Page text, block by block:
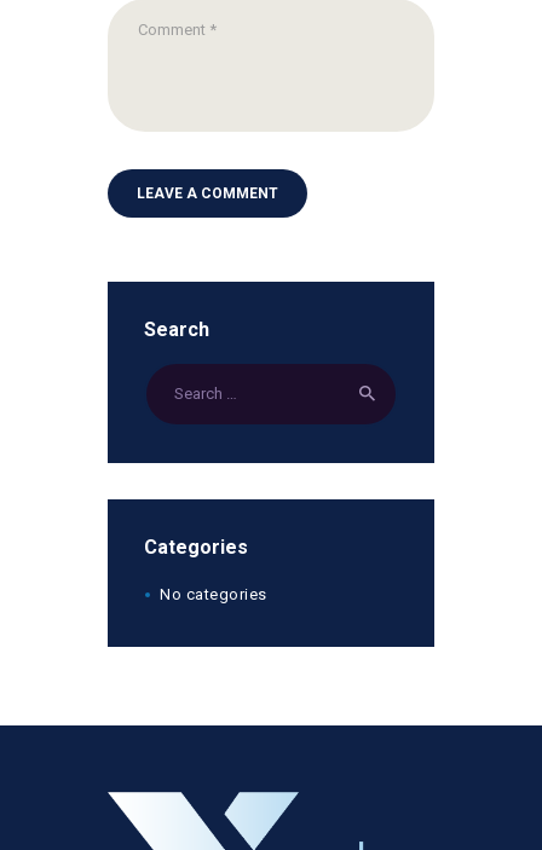
Search
Categories
No categories